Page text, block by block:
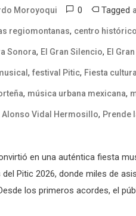
Moroyoqui 0 Tagged
regiomontanas, centro
Sonora, El Gran Silencio, El
, festival Pitic, Fiesta cultural
, música urbana mexicana,
Alonso Vidal Hermosillo, Prende
en una auténtica fiesta
Pitic 2026, donde miles de
los primeros acordes, el